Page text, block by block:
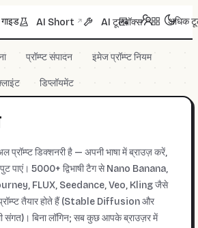
गाइड AI Short ↗ AI टूलबॉक्स ↗ अधिक
प्रॉम्प्ट संपादन इमेज प्रॉम्प्ट नियम
डिप्लॉयमेंट
प्रॉम्प्ट डिक्शनरी है — अपनी भाषा में ब्राउज़ करें,
पाएं। 5000+ द्विभाषी टैग से Nano Banana,
FLUX, Seedance, Veo, Kling जैसे
तैयार होते हैं (Stable Diffusion और
संगत)। बिना लॉगिन; सब कुछ आपके ब्राउज़र में